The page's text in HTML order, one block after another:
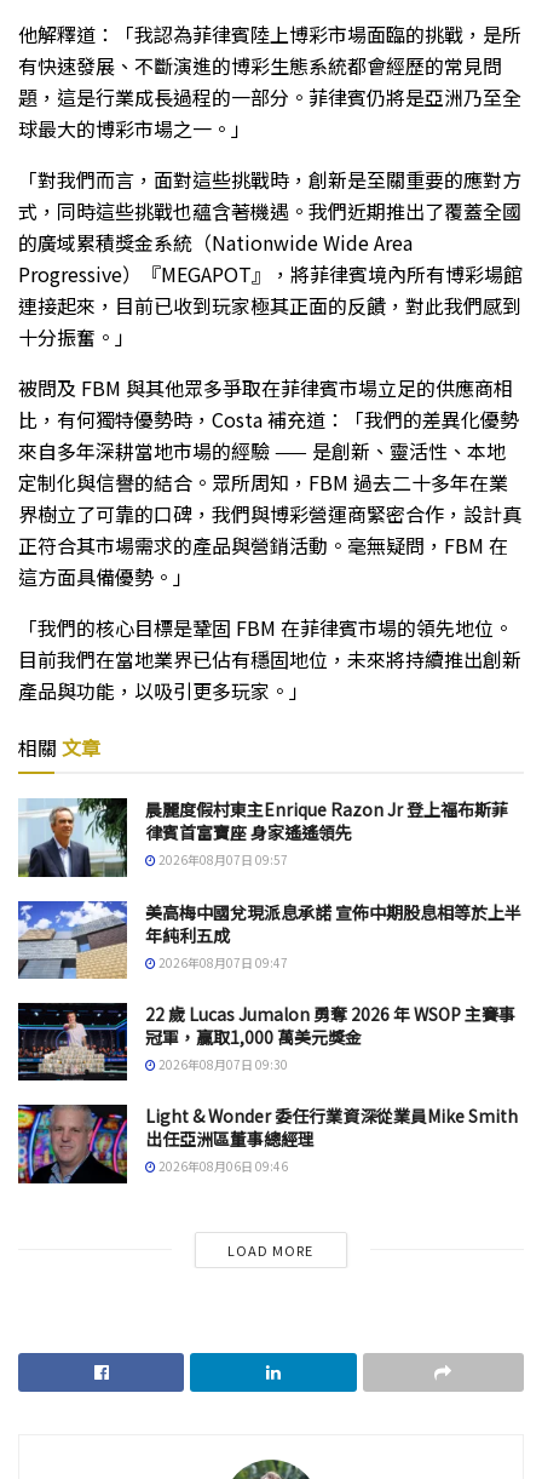
他解釋道：「我認為菲律賓陸上博彩市場面臨的挑戰，是所
有快速發展、不斷演進的博彩生態系統都會經歷的常見問
題，這是行業成長過程的一部分。菲律賓仍將是亞洲乃至全
球最大的博彩市場之一。」
「對我們而言，面對這些挑戰時，創新是至關重要的應對方
式，同時這些挑戰也蘊含著機遇。我們近期推出了覆蓋全國
的廣域累積獎金系統（Nationwide Wide Area
Progressive）『MEGAPOT』，將菲律賓境內所有博彩場館
連接起來，目前已收到玩家極其正面的反饋，對此我們感到
十分振奮。」
被問及 FBM 與其他眾多爭取在菲律賓市場立足的供應商相
比，有何獨特優勢時，Costa 補充道：「我們的差異化優勢
來自多年深耕當地市場的經驗 —— 是創新、靈活性、本地
定制化與信譽的結合。眾所周知，FBM 過去二十多年在業
界樹立了可靠的口碑，我們與博彩營運商緊密合作，設計真
正符合其市場需求的產品與營銷活動。毫無疑問，FBM 在
這方面具備優勢。」
「我們的核心目標是鞏固 FBM 在菲律賓市場的領先地位。
目前我們在當地業界已佔有穩固地位，未來將持續推出創新
產品與功能，以吸引更多玩家。」
相關 文章
晨麗度假村東主Enrique Razon Jr 登上福布斯菲
律賓首富寶座 身家遙遙領先
2026年08月07日 09:57
美高梅中國兌現派息承諾 宣佈中期股息相等於上半
年純利五成
2026年08月07日 09:47
22 歲 Lucas Jumalon 勇奪 2026 年 WSOP 主賽事
冠軍，贏取1,000 萬美元獎金
2026年08月07日 09:30
Light & Wonder 委任行業資深從業員Mike Smith
出任亞洲區董事總經理
2026年08月06日 09:46
LOAD MORE